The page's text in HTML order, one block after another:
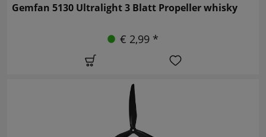
Gemfan 5130 Ultralight 3 Blatt Propeller whisky
€ 2,99 *